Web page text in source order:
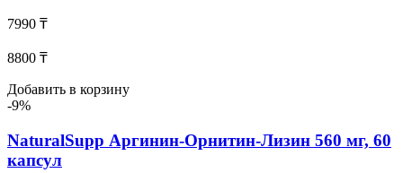
7990 ₸
8800 ₸
Добавить в корзину
-9%
NaturalSupp Аргинин-Орнитин-Лизин 560 мг, 60
капсул